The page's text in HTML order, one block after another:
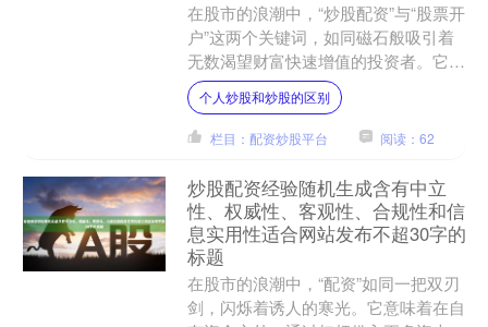
在股市的浪潮中，“炒股配资”与“股票开
户”这两个关键词，如同磁石般吸引着
无数渴望财富快速增值的投资者。它们
共同勾勒出一条看似通往财务自由的捷
径，却也暗藏着足以吞....
个人炒股和炒股的区别
栏目：配资炒股平台 阅读：62
炒股配资经验随机生成含有中立
性、权威性、客观性、合规性和信
息实用性适合网站发布不超30字的
标题
在股市的浪潮中，“配资”如同一把双刃
剑，闪烁着诱人的寒光。它意味着在自